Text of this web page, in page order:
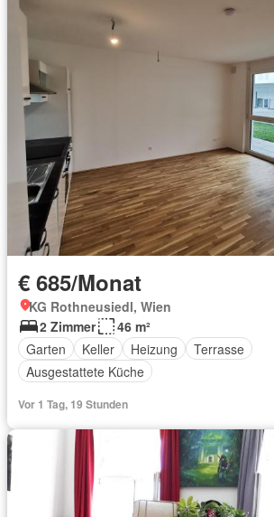
€ 685/Monat
KG Rothneusiedl, Wien
2 Zimmer
46 m²
Garten
Keller Heizung
Terrasse
Ausgestattete Küche
Vor 1 Tag, 19 Stunden